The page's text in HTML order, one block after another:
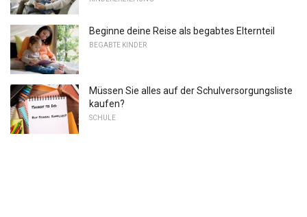
Beginne deine Reise als begabtes Elternteil
BEGABTE KINDER
Müssen Sie alles auf der Schulversorgungsliste
kaufen?
SCHULE